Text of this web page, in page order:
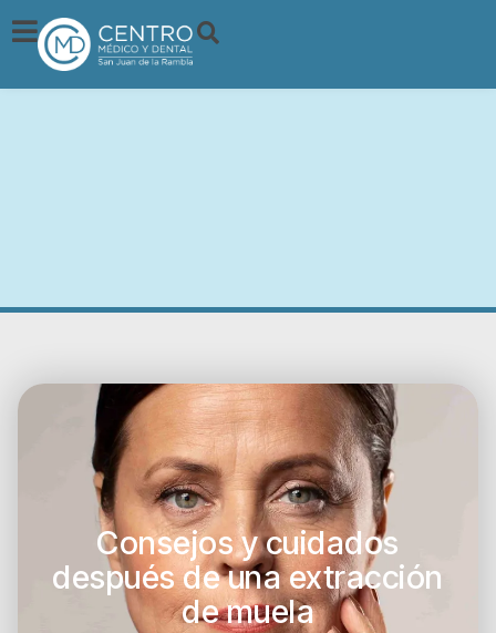
Consejos y cuidados
después de una extracción
de muela